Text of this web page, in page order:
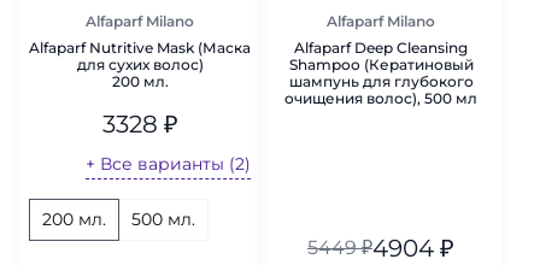
Alfaparf Milano
Alfaparf Nutritive Mask (Маска
для сухих волос)
200 мл.
3328 ₽
+ Все варианты (2)
200 мл. 500 мл.
Alfaparf Milano
Alfaparf Deep Cleansing
Shampoo (Кератиновый
шампунь для глубокого
очищения волос), 500 мл
5449₽4904 ₽